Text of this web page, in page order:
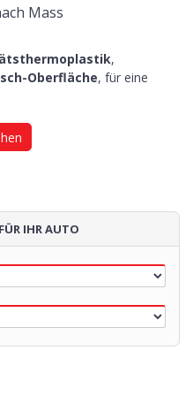
Mass
,
Oberfläche, für eine
IHR AUTO